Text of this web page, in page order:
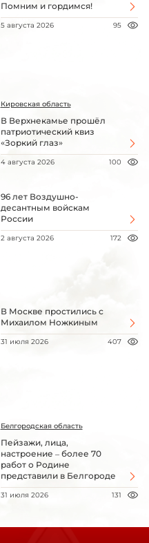
Помним и гордимся!
5 августа 2026 95
Кировская область
В Верхнекамье прошёл
патриотический квиз
«Зоркий глаз»
4 августа 2026 100
96 лет Воздушно-
десантным войскам
России
2 августа 2026 172
В Москве простились с
Михаилом Ножкиным
31 июля 2026 407
Белгородская область
Пейзажи, лица,
настроение – более 70
работ о Родине
представили в Белгороде
31 июля 2026 131